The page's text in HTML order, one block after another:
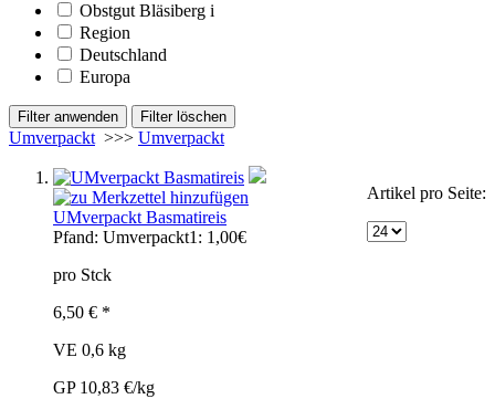
Obstgut Bläsiberg i
Region
Deutschland
Europa
Umverpackt >>> Umverpackt
Artikel pro Seite:
UMverpackt Basmatireis
Pfand: Umverpackt1: 1,00€
pro Stck
6,50 € *
VE 0,6 kg
GP 10,83 €/kg